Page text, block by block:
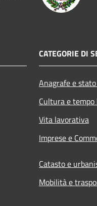
CATEGORIE DI
Anagrafe e
Cultura e
Vita lavorativa
Imprese e
Catasto e
Mobilità e